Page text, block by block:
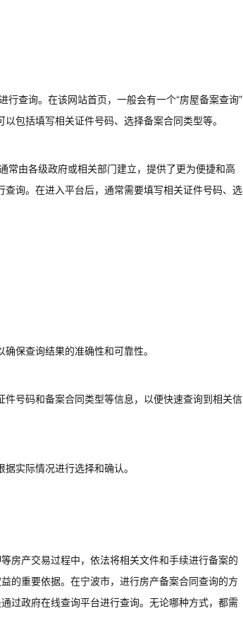
查询。在该网站首页，一般会有一个“房屋备案查询”
包括填写相关证件号码、选择备案合同类型等。
常由各级政府或相关部门建立，提供了更为便捷和高
询。在进入平台后，通常需要填写相关证件号码、选
保查询结果的准确性和可靠性。
号码和备案合同类型等信息，以便快速查询到相关信
实际情况进行选择和确认。
房产交易过程中，依法将相关文件和手续进行备案的
的重要依据。在宁波市，进行房产备案合同查询的方
过政府在线查询平台进行查询。无论哪种方式，都需